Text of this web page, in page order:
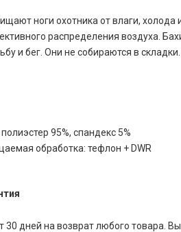
ноги охотника от влаги,
распределения воздуха.
и бег. Они не собираются в
95%, спандекс 5%
обработка: тефлон + DWR
30 дней на возврат любого товара.